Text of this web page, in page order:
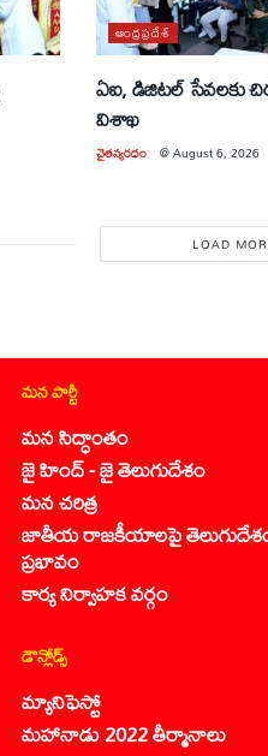
ఆంధ్రప్రదేశ్
ఏఐ, డిజిటల్ సేవలకు
విశాఖ
చైతన్యరధం @August 6, 2026
LOAD
మన పార్టీ
మన సిద్ధాంతం
జై హింద్ - జై తెలుగుదేశం
మన చరిత్ర
జాతీయ రాజకీయాలపై
ప్రభావం
కార్య నిర్వాహక వర్గం
డౌన్లోడ్స్
మ్యానిఫెస్టో
మహానాడు 2022 తీర్మానాలు